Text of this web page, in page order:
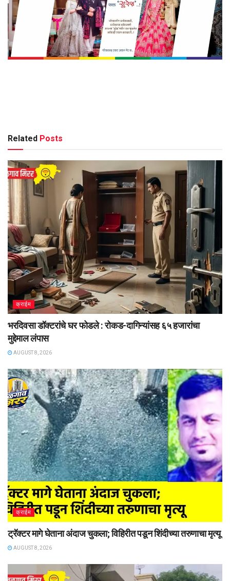
Related Posts
क्राईम
भरदिवसा डॉक्टरांचे घर फोडले : रोकड-दागिन्यांसह ६५ हजारांचा
मुद्देमाल लंपास
AUGUST 8, 2026
क्राईम
ट्रॅक्टर मागे घेताना अंदाज चुकला; विहिरीत पडून शिंदीच्या तरुणाचा मृत्यू
AUGUST 8, 2026